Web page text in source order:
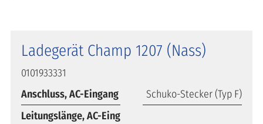
Ladegerät Champ 1207 (Nass)
0101933331
Anschluss, AC-Eingang
Schuko-Stecker (Typ F)
Leitungslänge, AC-Eing